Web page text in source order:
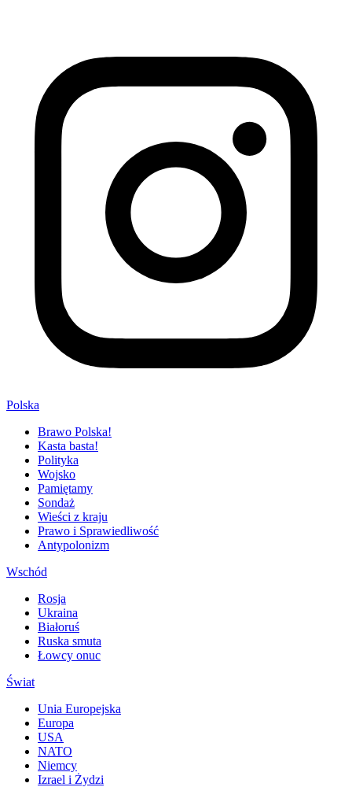
Polska
Brawo Polska!
Kasta basta!
Polityka
Wojsko
Pamiętamy
Sondaż
Wieści z kraju
Prawo i Sprawiedliwość
Antypolonizm
Wschód
Rosja
Ukraina
Białoruś
Ruska smuta
Łowcy onuc
Świat
Unia Europejska
Europa
USA
NATO
Niemcy
Izrael i Żydzi